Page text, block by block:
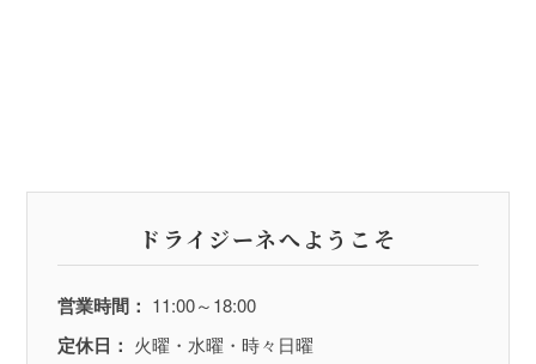
ドライジーネへようこそ
営業時間： 11:00～18:00
定休日： 火曜・水曜・時々日曜